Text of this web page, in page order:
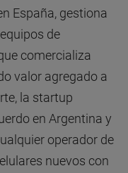
España, gestiona
de
comercializa
valor agregado a
la startup
en Argentina y
operador de
nuevos con